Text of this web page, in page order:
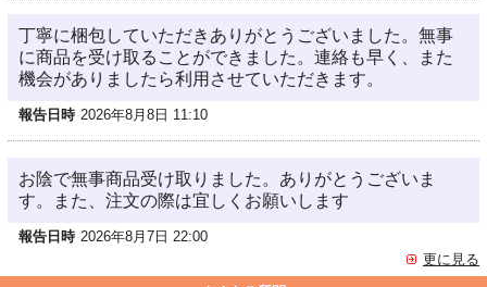
丁寧に梱包していただきありがとうございました。無事
に商品を受け取ることができました。連絡も早く、また
機会がありましたら利用させていただきます。
報告日時 2026年8月8日 11:10
お陰で無事商品受け取りました。ありがとうございま
す。また、注文の際は宜しくお願いします
報告日時 2026年8月7日 22:00
更に見る